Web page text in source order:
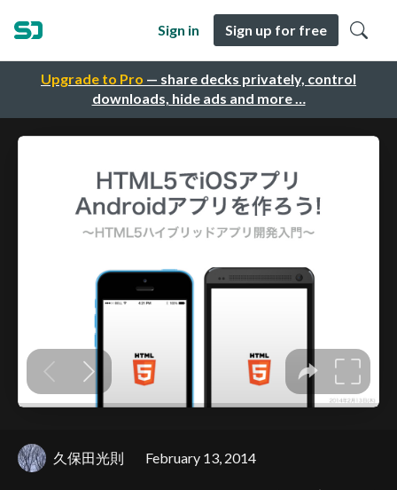
Upgrade to Pro — share decks privately, control
downloads, hide ads and more …
Sign in Sign up for free
久保田光則 February 13, 2014